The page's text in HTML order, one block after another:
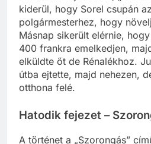
Az ötödik fejezetben,
kiderül, hogy Sorel csupán
polgármesterhez, hogy
Másnap sikerült elérnie,
400 frankra emelkedjen,
elküldte őt de Rénalékhoz.
útba ejtette, majd nehezen,
Hatodik fejezet –